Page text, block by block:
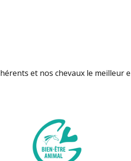
et nos chevaux le meilleur